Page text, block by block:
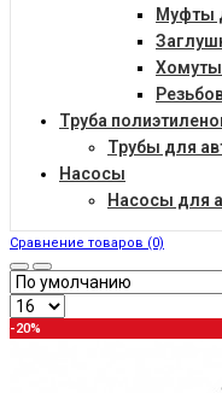
Муфты
Хомуты
Труба
Трубы для
Насосы
Насосы для
Сравнение товаров (0)
-20%